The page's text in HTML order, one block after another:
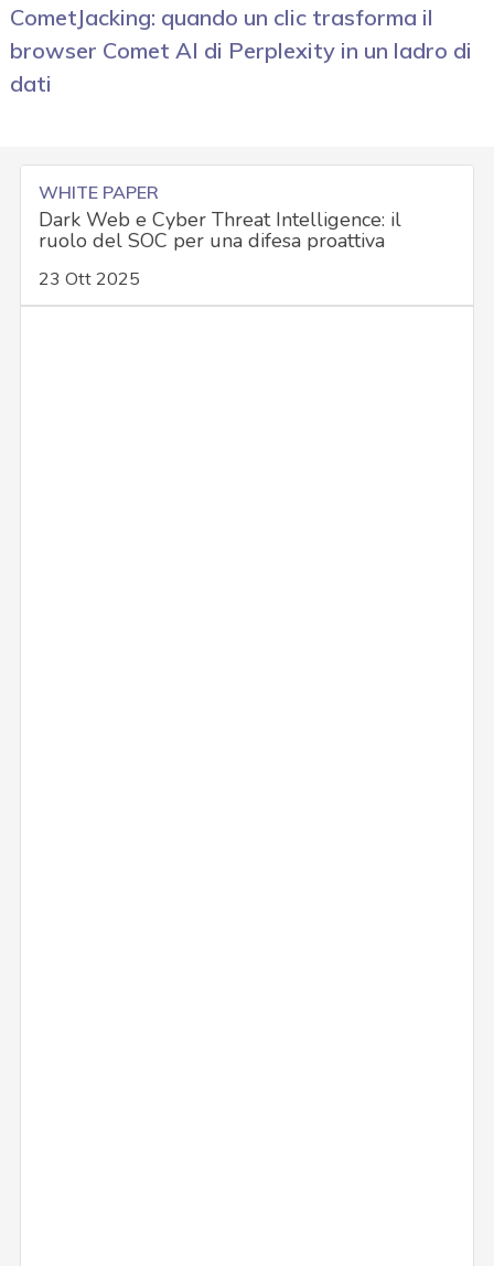
CometJacking: quando un clic trasforma il
browser Comet AI di Perplexity in un ladro di
dati
WHITE PAPER
Dark Web e Cyber Threat Intelligence: il
ruolo del SOC per una difesa proattiva
23 Ott 2025